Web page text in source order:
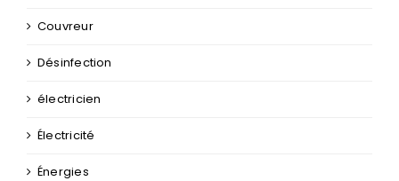
Couvreur
Désinfection
électricien
Électricité
Énergies